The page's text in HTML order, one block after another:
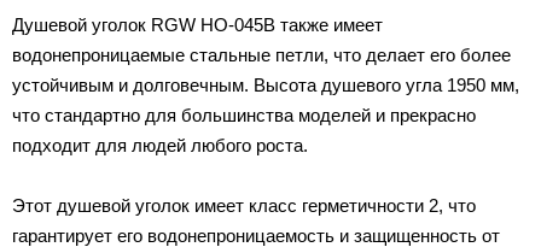
Душевой уголок RGW HO-045B также имеет
водонепроницаемые стальные петли, что делает его более
устойчивым и долговечным. Высота душевого угла 1950 мм,
что стандартно для большинства моделей и прекрасно
подходит для людей любого роста.
Этот душевой уголок имеет класс герметичности 2, что
гарантирует его водонепроницаемость и защищенность от